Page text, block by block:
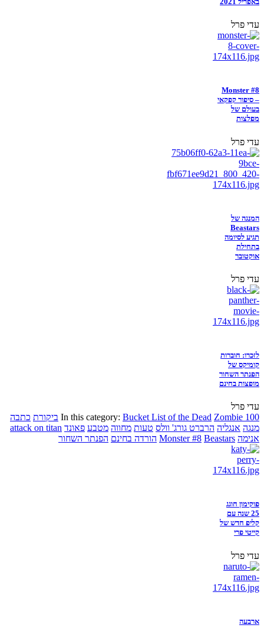
עדי פרל
Monster #8
– סיפור קפקאי
בעולם של
מפלצות
עדי פרל
המנגה של
Beastars
תגיע לסיומה
בתחילת
אוקטובר
עדי פרל
לזכרו: חוברות
קומיקס של
הפנתר השחור
מופצות בחינם
עדי פרל
In this category: Bucket List of the Dead Zombie 100 ביקורת כתבה
מנגה אנגליה הרברט גורג' וולס טעות מחווה מטבע פאונד attack on titan
אנימה
Monster #8 Beastars הורדה בחינם הפנתר השחור
פוקימון חוגג
25 שנה עם
קליפ חדש של
קייטי פרי
עדי פרל
ארבעה